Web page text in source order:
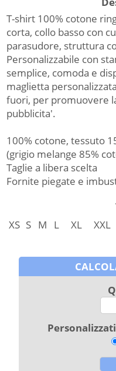
T-shirt 100% cotone
corta, collo basso con
parasudore, struttura
Personalizzabile con
semplice, comoda e
maglietta
fuori, per promuovere
pubblicita'.
100% cotone, tessuto
(grigio melange 85%
Taglie a libera scelta
Fornite piegate e
XS S M L XL XXL